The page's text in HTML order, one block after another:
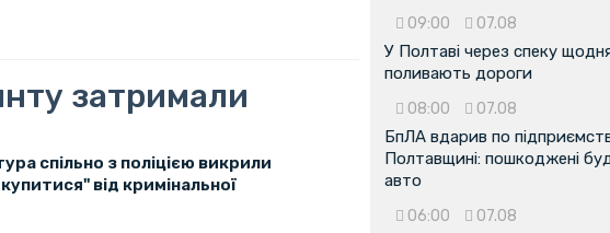
затримали
спільно з поліцією викрили
від кримінальної
09:00 07.08
У Полтаві через спеку
поливають дороги
08:00 07.08
БпЛА вдарив по
Полтавщині: пошкоджені
авто
06:00 07.08